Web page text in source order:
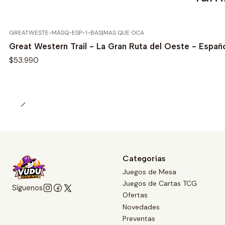
GREATWESTE-MASQ-ESP-1-BAS|MAS QUE OCA
Great Western Trail - La Gran Ruta del Oeste -
$53.990
Síguenos
Categorías
Juegos de Mesa
Juegos de Cartas TCG
Ofertas
Novedades
Preventas